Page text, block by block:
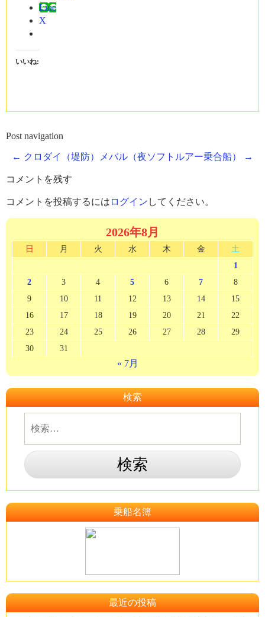
Line
X
いいね:
Post navigation
← クロダイ（堤防） メバル（夜ソフトルアー乗合船） →
コメントを残す
コメントを投稿するには ログイン してください。
2026年8月
日 月 火 水 木 金
土
1
2
3 4 5 6 7
8
9
10 11 12 13 14
15
16
17 18 19 20 21
22
23
24 25 26 27 28
29
30
31
« 7月
検索
乗船名簿
最近の投稿